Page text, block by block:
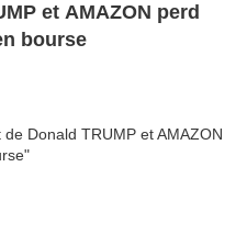
et AMAZON perd
bourse